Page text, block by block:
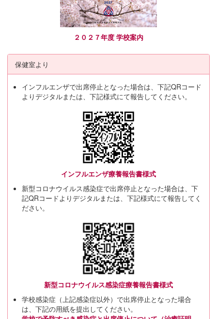
２０２７年度 学校案内
保健室より
インフルエンザで出席停止となった場合は、下記QRコード
よりデジタルまたは、下記様式にて報告してください。
インフルエンザ療養報告書様式
新型コロナウイルス感染症で出席停止となった場合は、下
記QRコードよりデジタルまたは、下記様式にて報告してく
ださい。
新型コロナウイルス感染症療養報告書様式
学校感染症（上記感染症以外）で出席停止となった場合
は、下記の用紙を提出してください。